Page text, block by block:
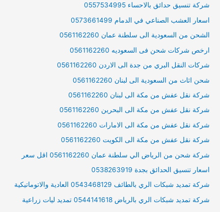
شركة تنسيق حدائق بالاحساء 0557534995
اسعار العشب الصناعي في الدمام 0573661499
الشحن من السعودية الى سلطنة عمان 0561162260
ارخص شركات شحن فى السعوديه 0561162260
شركات النقل البري من جدة الى الاردن 0561162260
شحن اثاث من السعودية الى لبنان 0561162260
شركة نقل عفش من مكة الى لبنان 0561162260
شركة نقل عفش من مكة الى البحرين 0561162260
شركة نقل عفش من مكة الى الامارات 0561162260
شركة نقل عفش من مكة الى الكويت 0561162260
شركة شحن من الرياض الي سلطنة عمان 0561162260 اقل سعر
اسعار تنسيق الحدائق بجدة 0538263919
شركة تمديد شبكات الري بالطائف 0543468129 العادية والاتوماتيكية
شركة تمديد شبكات الري بالرياض 0544141618 تمديد ليات زراعية